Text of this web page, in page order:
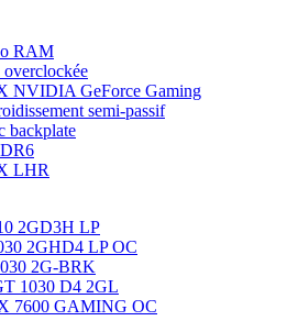
RAM
overclockée
NVIDIA GeForce Gaming
semi-passif
backplate
LHR
2GD3H LP
2GHD4 LP OC
2G-BRK
1030 D4 2GL
7600 GAMING OC